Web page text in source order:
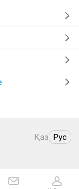
Қаз Рус